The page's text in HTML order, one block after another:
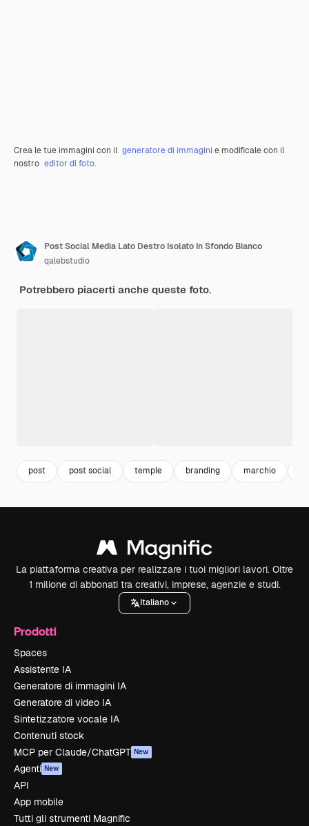
Crea le tue immagini con il generatore di immagini e modificale con il
nostro editor di foto.
Post Social Media Lato Destro Isolato In Sfondo Bianco
qalebstudio
Potrebbero piacerti anche queste foto.
post post social temple branding marchio
La piattaforma creativa per realizzare i tuoi migliori lavori. Oltre
1 milione di abbonati tra creativi, imprese, agenzie e studi.
Italiano
Prodotti
Spaces
Assistente IA
Generatore di immagini IA
Generatore di video IA
Sintetizzatore vocale IA
Contenuti stock
MCP per Claude/ChatGPT New
Agenti New
API
App mobile
Tutti gli strumenti Magnific